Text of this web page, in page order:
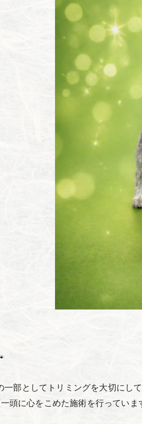
一部としてトリミングを大切にし
頭に心をこめた施術を行ってい